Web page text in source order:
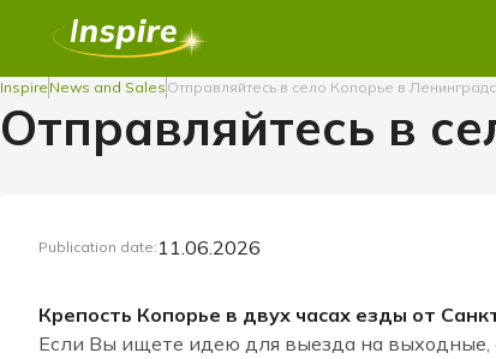
Inspire News and Sales Отправляйтесь в село Копорье в
Отправляйтесь в
Publication date: 11.06.2026
Крепость Копорье в двух часах езды от
Если Вы ищете идею для выезда на выходные,